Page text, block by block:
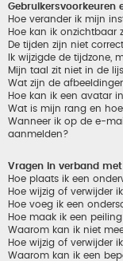
Gebruikersvoorkeuren
Hoe verander ik mijn
Hoe kan ik onzichtbaar
De tijden zijn niet
Ik wijzigde de tijdzone,
Mijn taal zit niet in de
Wat zijn de
Hoe kan ik een avatar
Wat is mijn rang en
Wanneer ik op de e-
aanmelden?
Vragen in verband
Hoe plaats ik een
Hoe wijzig of verwijder
Hoe voeg ik een
Hoe maak ik een
Waarom kan ik niet
Hoe wijzig of verwijder
Waarom kan ik een